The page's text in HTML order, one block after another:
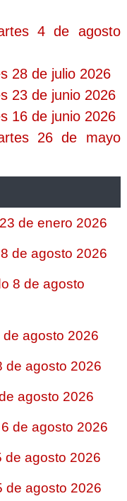
4 de agosto
28 de julio 2026
23 de junio 2026
16 de junio 2026
26 de mayo
de enero 2026
de agosto 2026
8 de agosto
agosto 2026
de agosto 2026
agosto 2026
de agosto 2026
de agosto 2026
de agosto 2026